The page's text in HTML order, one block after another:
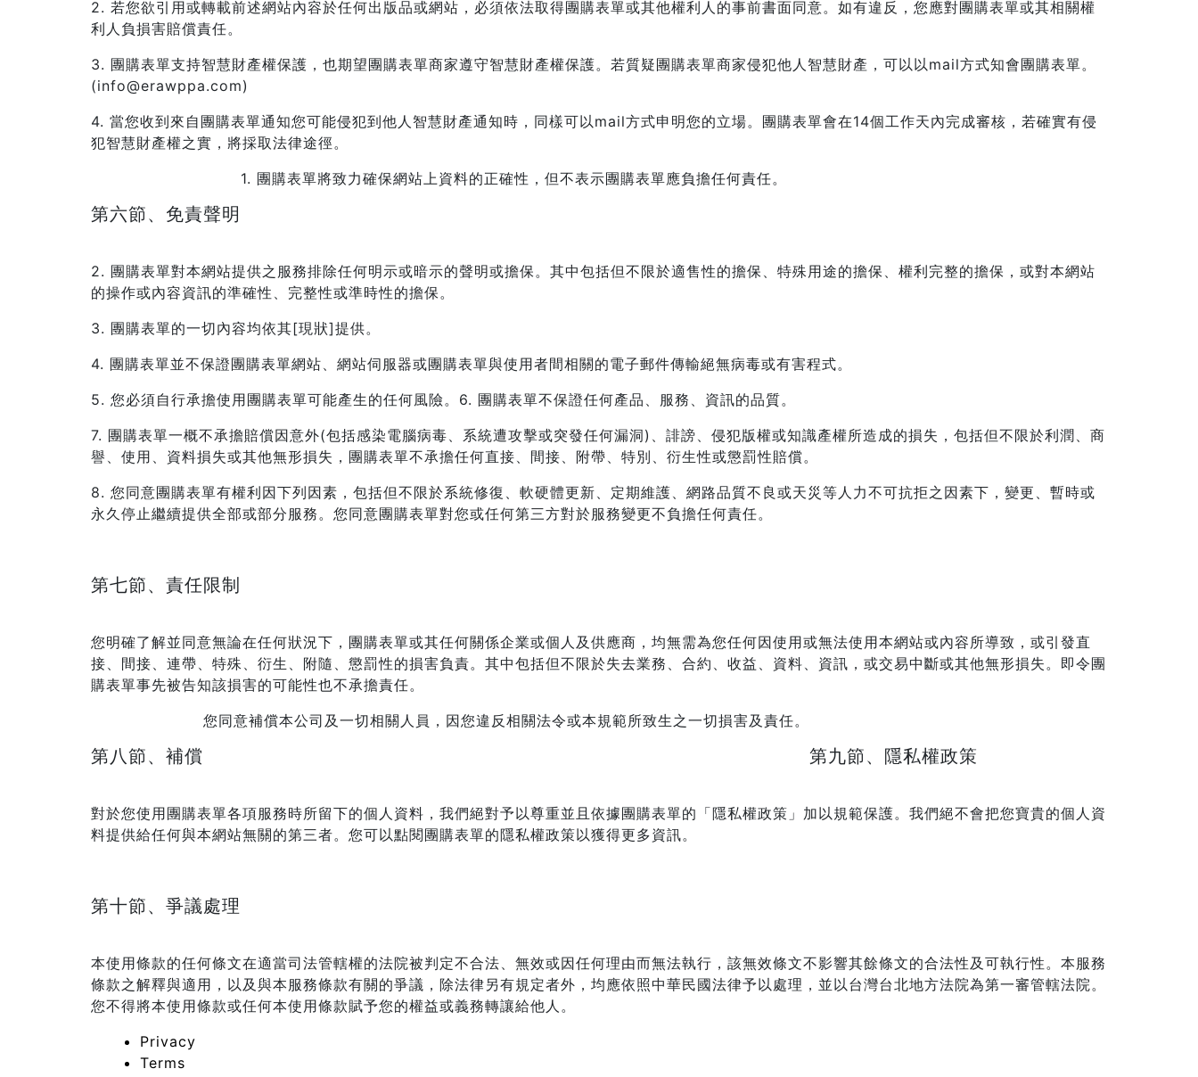
2. 若您欲引用或轉載前述網站內容於任何出版品或網站，必須依法取得團購表單或其他權利人的事前書面同意。如有違反，您應對團購表單或其相關權
利人負損害賠償責任。
3. 團購表單支持智慧財產權保護，也期望團購表單商家遵守智慧財產權保護。若質疑團購表單商家侵犯他人智慧財產，可以以mail方式知會團購表單。
(info@erawppa.com)
4. 當您收到來自團購表單通知您可能侵犯到他人智慧財產通知時，同樣可以mail方式申明您的立場。團購表單會在14個工作天內完成審核，若確實有侵
犯智慧財產權之實，將採取法律途徑。
第六節、免責聲明
1. 團購表單將致力確保網站上資料的正確性，但不表示團購表單應負擔任何責任。
2. 團購表單對本網站提供之服務排除任何明示或暗示的聲明或擔保。其中包括但不限於適售性的擔保、特殊用途的擔保、權利完整的擔保，或對本網站
的操作或內容資訊的準確性、完整性或準時性的擔保。
3. 團購表單的一切內容均依其[現狀]提供。
4. 團購表單並不保證團購表單網站、網站伺服器或團購表單與使用者間相關的電子郵件傳輸絕無病毒或有害程式。
5. 您必須自行承擔使用團購表單可能產生的任何風險。 6. 團購表單不保證任何產品、服務、資訊的品質。
7. 團購表單一概不承擔賠償因意外(包括感染電腦病毒、系統遭攻擊或突發任何漏洞)、誹謗、侵犯版權或知識產權所造成的損失，包括但不限於利潤、商
譽、使用、資料損失或其他無形損失，團購表單不承擔任何直接、間接、附帶、特別、衍生性或懲罰性賠償。
8. 您同意團購表單有權利因下列因素，包括但不限於系統修復、軟硬體更新、定期維護、網路品質不良或天災等人力不可抗拒之因素下，變更、暫時或
永久停止繼續提供全部或部分服務。您同意團購表單對您或任何第三方對於服務變更不負擔任何責任。
第七節、責任限制
您明確了解並同意無論在任何狀況下，團購表單或其任何關係企業或個人及供應商，均無需為您任何因使用或無法使用本網站或內容所導致，或引發直
接、間接、連帶、特殊、衍生、附隨、懲罰性的損害負責。其中包括但不限於失去業務、合約、收益、資料、資訊，或交易中斷或其他無形損失。即令團
購表單事先被告知該損害的可能性也不承擔責任。
第八節、補償
您同意補償本公司及一切相關人員，因您違反相關法令或本規範所致生之一切損害及責任。
第九節、隱私權政策
對於您使用團購表單各項服務時所留下的個人資料，我們絕對予以尊重並且依據團購表單的「隱私權政策」加以規範保護。我們絕不會把您寶貴的個人資
料提供給任何與本網站無關的第三者。您可以點閱團購表單的隱私權政策以獲得更多資訊。
第十節、爭議處理
本使用條款的任何條文在適當司法管轄權的法院被判定不合法、無效或因任何理由而無法執行，該無效條文不影響其餘條文的合法性及可執行性。本服務
條款之解釋與適用，以及與本服務條款有關的爭議，除法律另有規定者外，均應依照中華民國法律予以處理，並以台灣台北地方法院為第一審管轄法院。
您不得將本使用條款或任何本使用條款賦予您的權益或義務轉讓給他人。
Privacy
Terms